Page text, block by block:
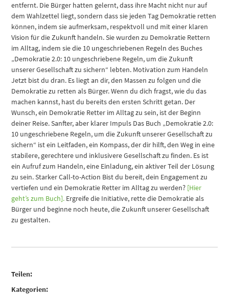
entfernt. Die Bürger hatten gelernt, dass ihre Macht nicht nur auf
dem Wahlzettel liegt, sondern dass sie jeden Tag Demokratie retten
können, indem sie aufmerksam, respektvoll und mit einer klaren
Vision für die Zukunft handeln. Sie wurden zu Demokratie Rettern
im Alltag, indem sie die 10 ungeschriebenen Regeln des Buches
„Demokratie 2.0: 10 ungeschriebene Regeln, um die Zukunft
unserer Gesellschaft zu sichern“ lebten. Motivation zum Handeln
Jetzt bist du dran. Es liegt an dir, den Massen zu folgen und die
Demokratie zu retten als Bürger. Wenn du dich fragst, wie du das
machen kannst, hast du bereits den ersten Schritt getan. Der
Wunsch, ein Demokratie Retter im Alltag zu sein, ist der Beginn
deiner Reise. Sanfter, aber klarer Impuls Das Buch „Demokratie 2.0:
10 ungeschriebene Regeln, um die Zukunft unserer Gesellschaft zu
sichern“ ist ein Leitfaden, ein Kompass, der dir hilft, den Weg in eine
stabilere, gerechtere und inklusivere Gesellschaft zu finden. Es ist
ein Aufruf zum Handeln, eine Einladung, ein aktiver Teil der Lösung
zu sein. Starker Call-to-Action Bist du bereit, dein Engagement zu
vertiefen und ein Demokratie Retter im Alltag zu werden? [Hier
geht’s zum Buch]. Ergreife die Initiative, rette die Demokratie als
Bürger und beginne noch heute, die Zukunft unserer Gesellschaft
zu gestalten.
Teilen:
Kategorien: